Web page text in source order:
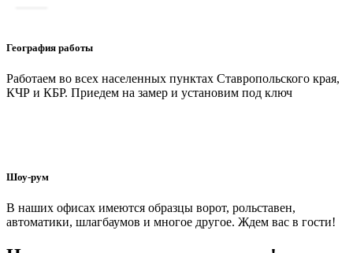
География работы
Работаем во всех населенных пунктах Ставропольского края,
КЧР и КБР. Приедем на замер и установим под ключ
Шоу-рум
В наших офисах имеются образцы ворот, рольставен,
автоматики, шлагбаумов и многое другое. Ждем вас в гости!